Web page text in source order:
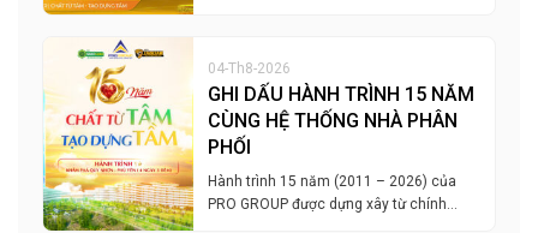
04-Th8-2026
GHI DẤU HÀNH TRÌNH 15 NĂM
CÙNG HỆ THỐNG NHÀ PHÂN
PHỐI
Hành trình 15 năm (2011 – 2026) của
PRO GROUP được dựng xây từ chính…